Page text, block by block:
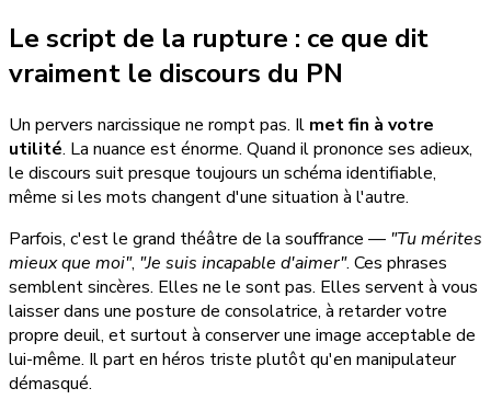
Le script de la rupture : ce que dit
vraiment le discours du PN
Un pervers narcissique ne rompt pas. Il met fin à votre
utilité. La nuance est énorme. Quand il prononce ses adieux,
le discours suit presque toujours un schéma identifiable,
même si les mots changent d'une situation à l'autre.
Parfois, c'est le grand théâtre de la souffrance — "Tu mérites
mieux que moi", "Je suis incapable d'aimer". Ces phrases
semblent sincères. Elles ne le sont pas. Elles servent à vous
laisser dans une posture de consolatrice, à retarder votre
propre deuil, et surtout à conserver une image acceptable de
lui-même. Il part en héros triste plutôt qu'en manipulateur
démasqué.